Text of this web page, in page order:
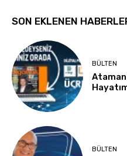
SON EKLENEN
BÜLTEN
BÜLTEN